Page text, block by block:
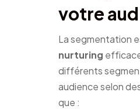
votre
La segmentation
nurturing
différents
audience selon
que :